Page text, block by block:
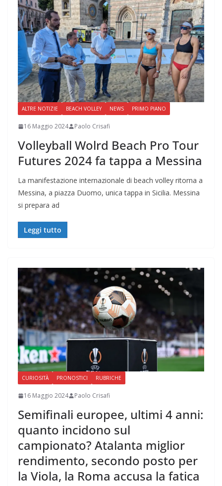
ALTRE NOTIZIE BEACH VOLLEY NEWS PRIMO PIANO
16 Maggio 2024 Paolo Crisafi
Volleyball Wolrd Beach Pro Tour
Futures 2024 fa tappa a Messina
La manifestazione internazionale di beach volley ritorna a
Messina, a piazza Duomo, unica tappa in Sicilia. Messina
si prepara ad
Leggi tutto
CURIOSITÀ PRONOSTICI RUBRICHE
16 Maggio 2024 Paolo Crisafi
Semifinali europee, ultimi 4 anni:
quanto incidono sul
campionato? Atalanta miglior
rendimento, secondo posto per
la Viola, la Roma accusa la fatica